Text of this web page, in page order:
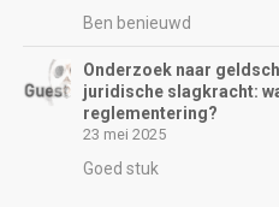
Ben benieuwd
Onderzoek naar
juridische slagkracht:
reglementering?
23 mei 2025
Goed stuk